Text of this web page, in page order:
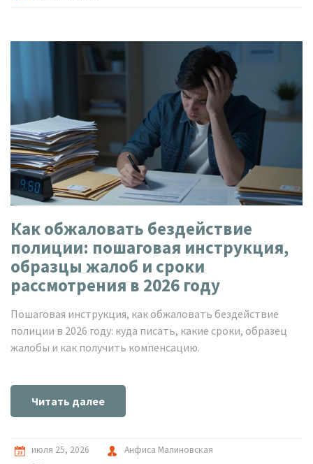
Как обжаловать бездействие
полиции: пошаговая инструкция,
образцы жалоб и сроки
рассмотрения в 2026 году
Пошаговая инструкция, как обжаловать бездействие
полиции в 2026 году: куда писать, какие сроки, образец
жалобы и как получить компенсацию.
Читать далее
июля 25, 2026
Анфиса Малиновская